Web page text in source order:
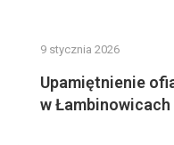
9 stycznia 2026
Upamiętnienie
w Łambinowicach